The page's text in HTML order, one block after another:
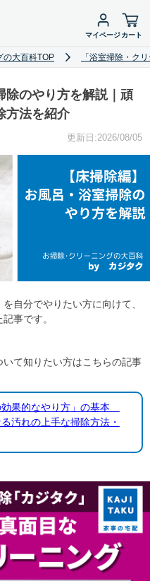
マイページカート
の大百科TOP 「浴室掃除・ク
除のやり方を解説｜頑
方法を紹介
更新日:2026/08/05
自分でやりたい方に向けて、
事です。
て知りたい方はこちらの記事
効果的なやり方」の基本
汚れの上手な掃除方法・